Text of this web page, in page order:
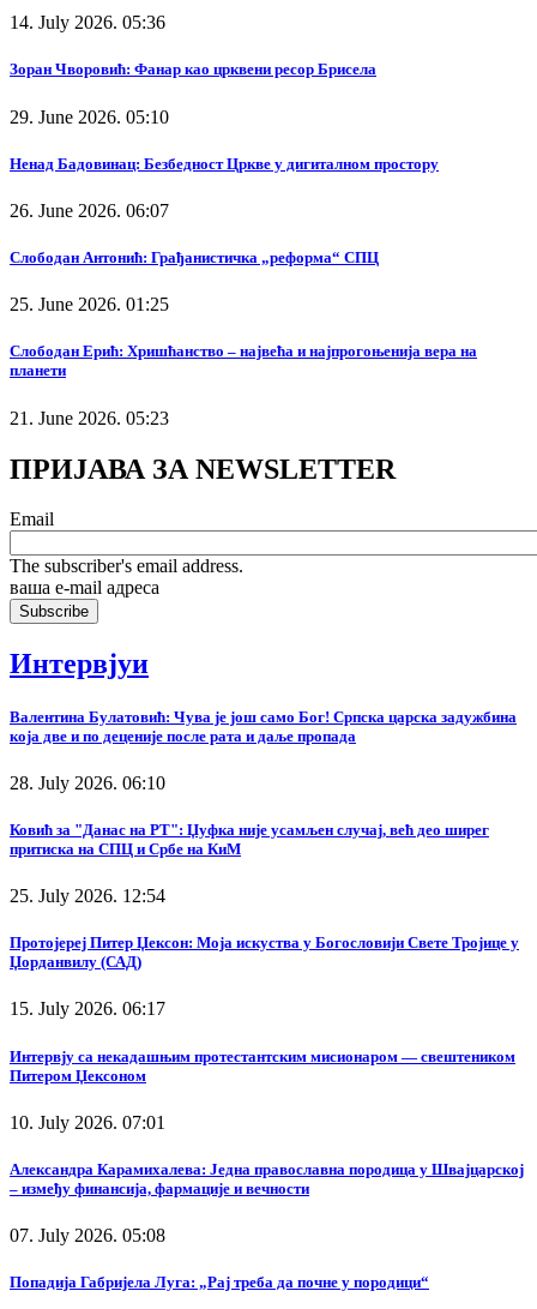
14. July 2026. 05:36
Зоран Чворовић: Фанар као црквени ресор Брисела
29. June 2026. 05:10
Ненад Бадовинац: Безбедност Цркве у дигиталном простору
26. June 2026. 06:07
Слободан Антонић: Грађанистичка „реформа“ СПЦ
25. June 2026. 01:25
Слободан Ерић: Хришћанство – највећа и најпрогоњенија вера на
планети
21. June 2026. 05:23
ПРИЈАВА ЗА NEWSLETTER
Email
The subscriber's email address.
ваша е-mail адреса
Интервјуи
Валентина Булатовић: Чува је још само Бог! Српска царска задужбина
која две и по деценије после рата и даље пропада
28. July 2026. 06:10
Ковић за "Данас на РТ": Џуфка није усамљен случај, већ део ширег
притиска на СПЦ и Србе на КиМ
25. July 2026. 12:54
Протојереј Питер Џексон: Моја искуства у Богословији Свете Тројице у
Џорданвилу (САД)
15. July 2026. 06:17
Интервју са некадашњим протестантским мисионаром — свештеником
Питером Џексоном
10. July 2026. 07:01
Александра Карамихалева: Једна православна породица у Швајцарској
– између финансија, фармације и вечности
07. July 2026. 05:08
Попадија Габријела Луга: „Рај треба да почне у породици“